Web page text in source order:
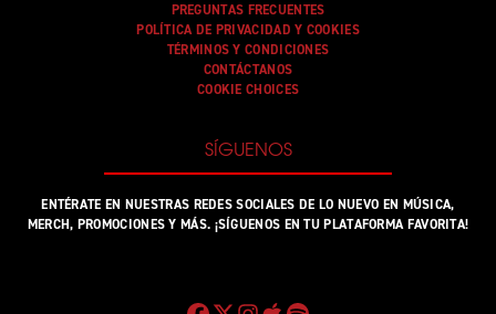
PREGUNTAS FRECUENTES
POLÍTICA DE PRIVACIDAD Y COOKIES
TÉRMINOS Y CONDICIONES
CONTÁCTANOS
COOKIE CHOICES
SÍGUENOS
ENTÉRATE EN NUESTRAS REDES SOCIALES DE LO NUEVO EN MÚSICA,
MERCH, PROMOCIONES Y MÁS. ¡SÍGUENOS EN TU PLATAFORMA FAVORITA!